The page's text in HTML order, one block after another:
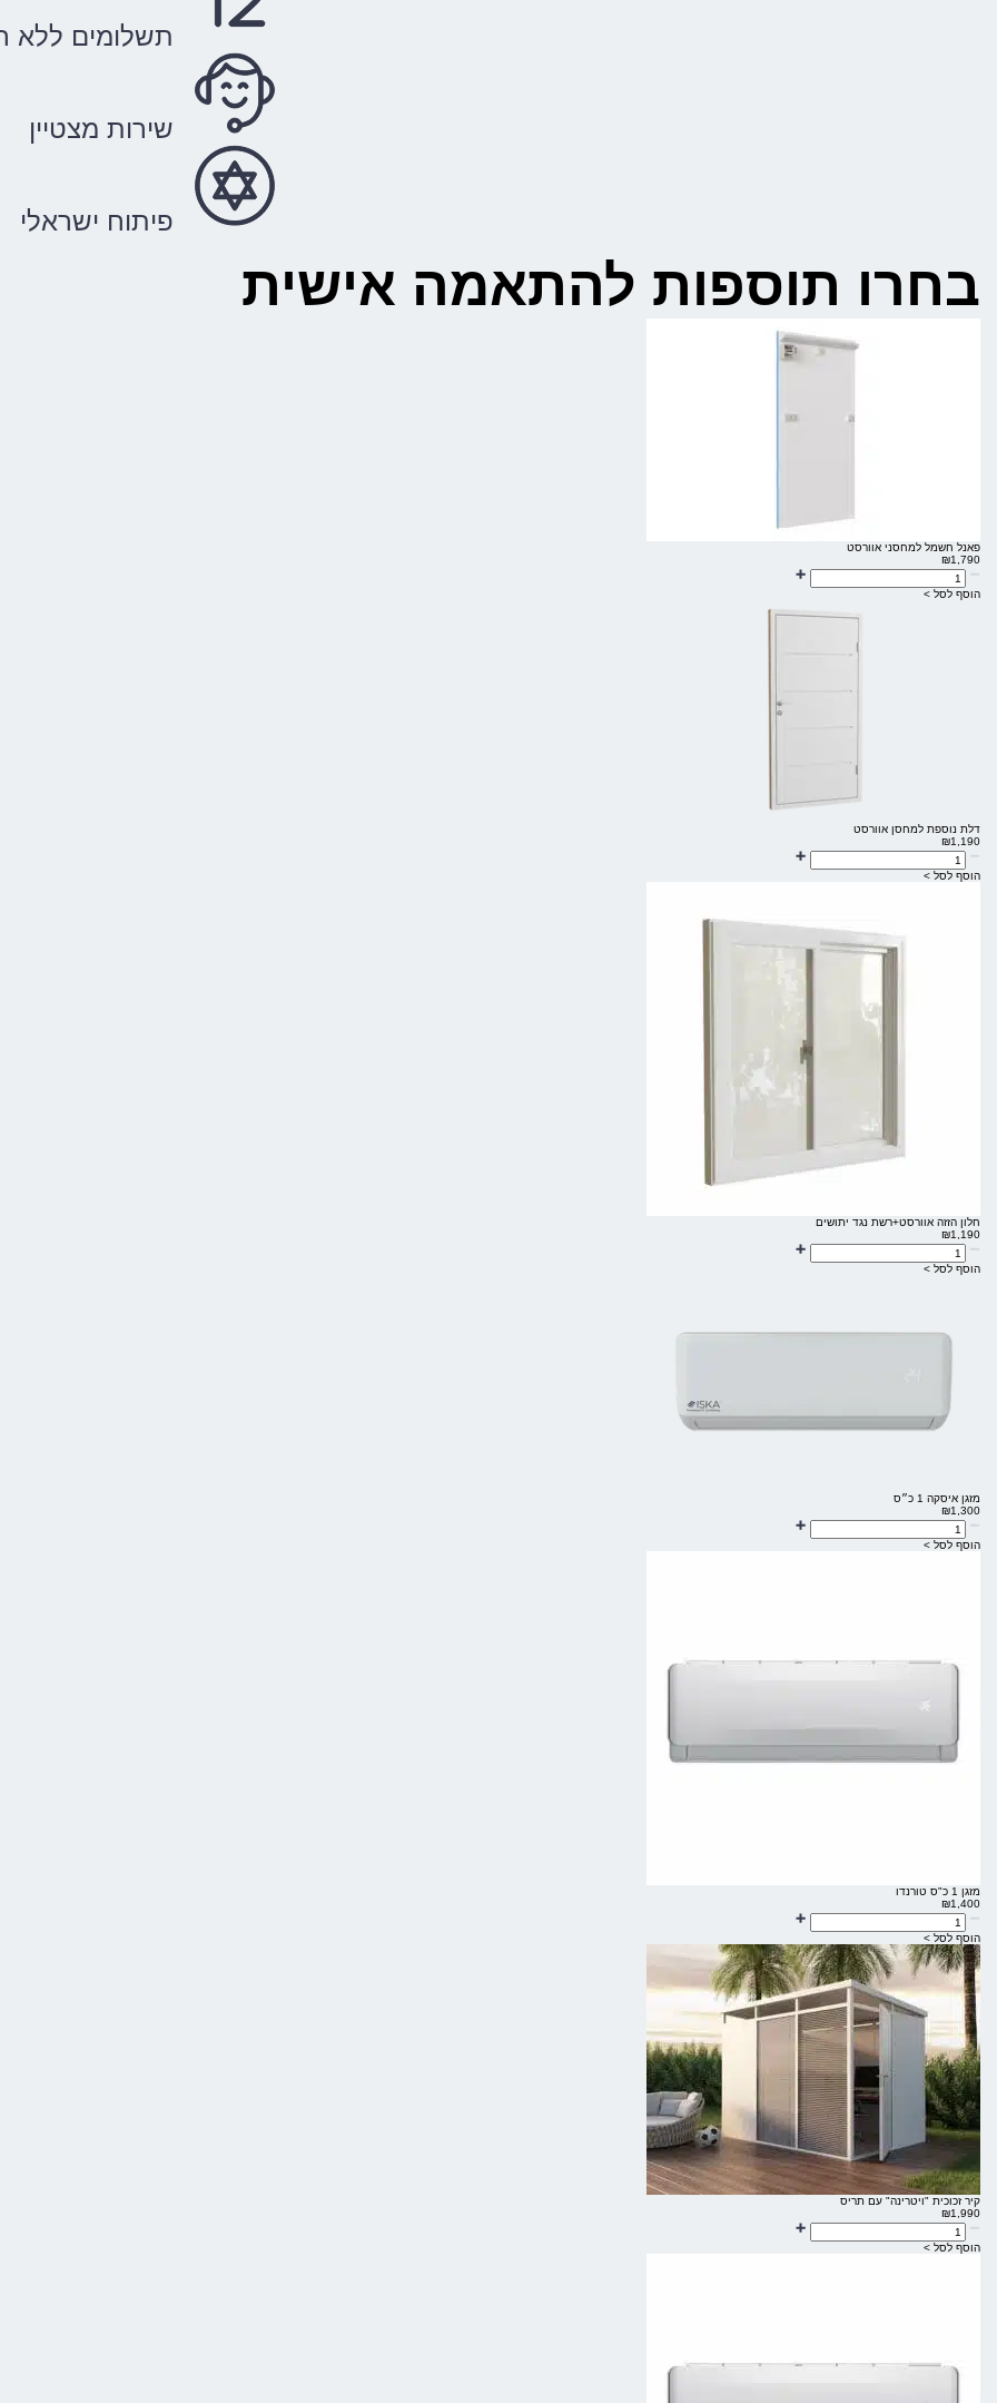
תשלומים ללא
שירות מצטיין
פיתוח ישראלי
בחרו תוספות להתאמה אישית
פאנל חשמל למחסני אוורסט
₪1,790
הוסף לסל >
דלת נוספת למחסן אוורסט
₪1,190
הוסף לסל >
חלון הזזה אוורסט+רשת נגד יתושים
₪1,190
הוסף לסל >
מזגן איסקה 1 כ״ס
₪1,300
הוסף לסל >
מזגן 1 כ"ס טורנדו
₪1,400
הוסף לסל >
קיר זכוכית "ויטרינה" עם תריס
₪1,990
הוסף לסל >